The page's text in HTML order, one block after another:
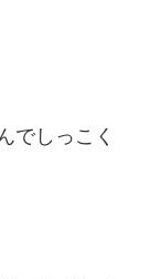
でしっこく